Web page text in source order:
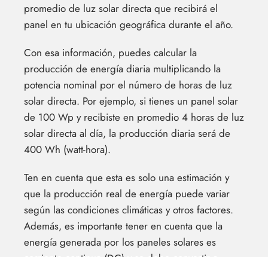
promedio de luz solar directa que recibirá el
panel en tu ubicación geográfica durante el año.
Con esa información, puedes calcular la
producción de energía diaria multiplicando la
potencia nominal por el número de horas de luz
solar directa. Por ejemplo, si tienes un panel solar
de 100 Wp y recibiste en promedio 4 horas de luz
solar directa al día, la producción diaria será de
400 Wh (watt-hora).
Ten en cuenta que esta es solo una estimación y
que la producción real de energía puede variar
según las condiciones climáticas y otros factores.
Además, es importante tener en cuenta que la
energía generada por los paneles solares es